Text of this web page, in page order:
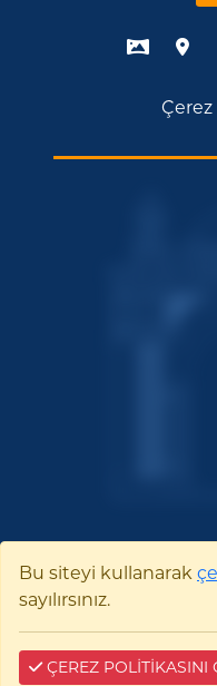
Pelitözü Mah.
Bu siteyi kullanarak
sayılırsınız.
ÇEREZ POLİTİKASINI